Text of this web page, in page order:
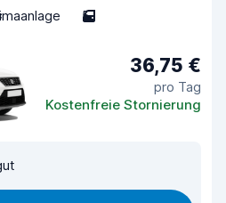
5
36,75 €
pro Tag
Kostenfreie Stornierung